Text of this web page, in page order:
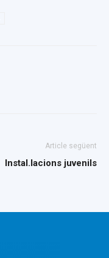
Article següent
Instal.lacions juvenils